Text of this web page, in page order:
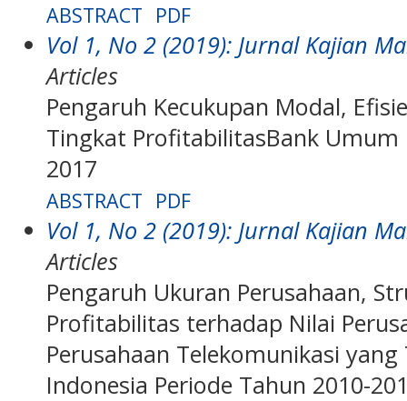
ABSTRACT PDF
Vol 1, No 2 (2019): Jurnal Kajian
Articles
Pengaruh Kecukupan Modal,
Tingkat ProfitabilitasBank Umum
2017
ABSTRACT PDF
Vol 1, No 2 (2019): Jurnal Kajian
Articles
Pengaruh Ukuran Perusahaan,
Profitabilitas terhadap Nilai
Perusahaan Telekomunikasi
Indonesia Periode Tahun 2010-